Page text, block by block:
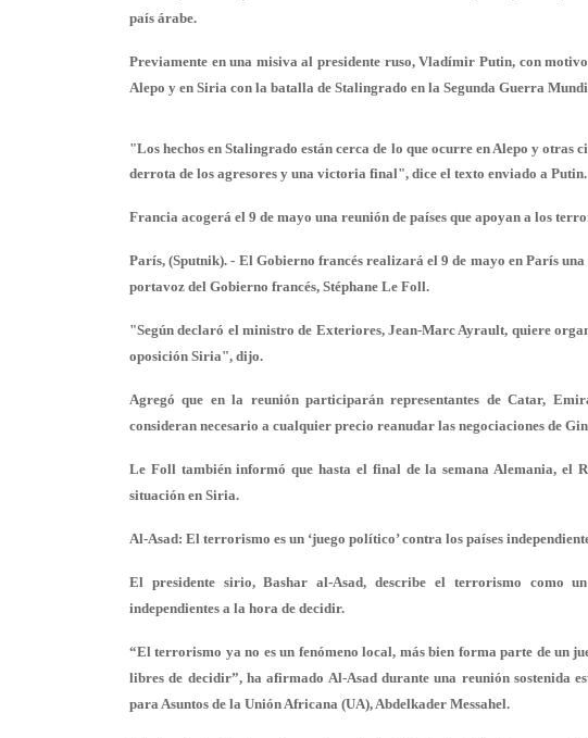
país árabe.
Previamente en una misiva al presidente ruso, Vladímir Putin, con
Alepo y en Siria con la batalla de Stalingrado en la Segunda Guerra
"Los hechos en Stalingrado están cerca de lo que ocurre en Alepo y otras
derrota de los agresores y una victoria final", dice el texto enviado a
Francia acogerá el 9 de mayo una reunión de países que apoyan a los
París, (Sputnik). - El Gobierno francés realizará el 9 de mayo en París
portavoz del Gobierno francés, Stéphane Le Foll.
"Según declaró el ministro de Exteriores, Jean-Marc Ayrault, quiere
oposición Siria", dijo.
Agregó que en la reunión participarán representantes de Catar,
consideran necesario a cualquier precio reanudar las negociaciones de
Le Foll también informó que hasta el final de la semana Alemania, el
situación en Siria.
Al-Asad: El terrorismo es un ‘juego político’ contra los países
El presidente sirio, Bashar al-Asad, describe el terrorismo como
independientes a la hora de decidir.
“El terrorismo ya no es un fenómeno local, más bien forma parte de un
libres de decidir”, ha afirmado Al-Asad durante una reunión sostenida
para Asuntos de la Unión Africana (UA), Abdelkader Messahel.